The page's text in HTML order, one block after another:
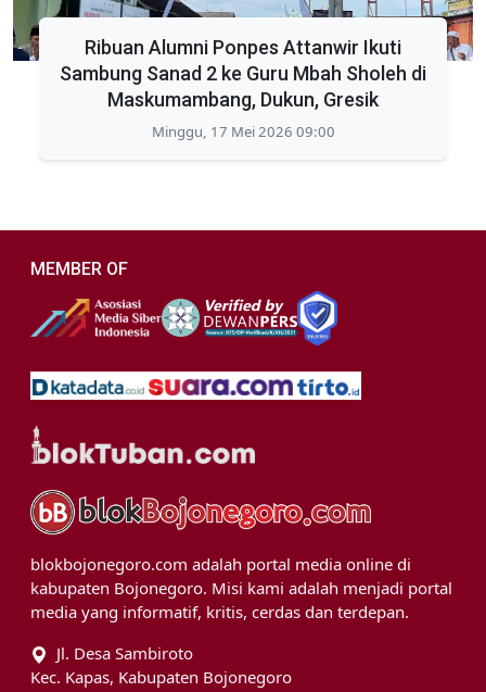
Ribuan Alumni Ponpes Attanwir Ikuti
Sambung Sanad 2 ke Guru Mbah Sholeh di
Maskumambang, Dukun, Gresik
Minggu, 17 Mei 2026 09:00
MEMBER OF
blokbojonegoro.com adalah portal media online di
kabupaten Bojonegoro. Misi kami adalah menjadi portal
media yang informatif, kritis, cerdas dan terdepan.
Jl. Desa Sambiroto
Kec. Kapas, Kabupaten Bojonegoro